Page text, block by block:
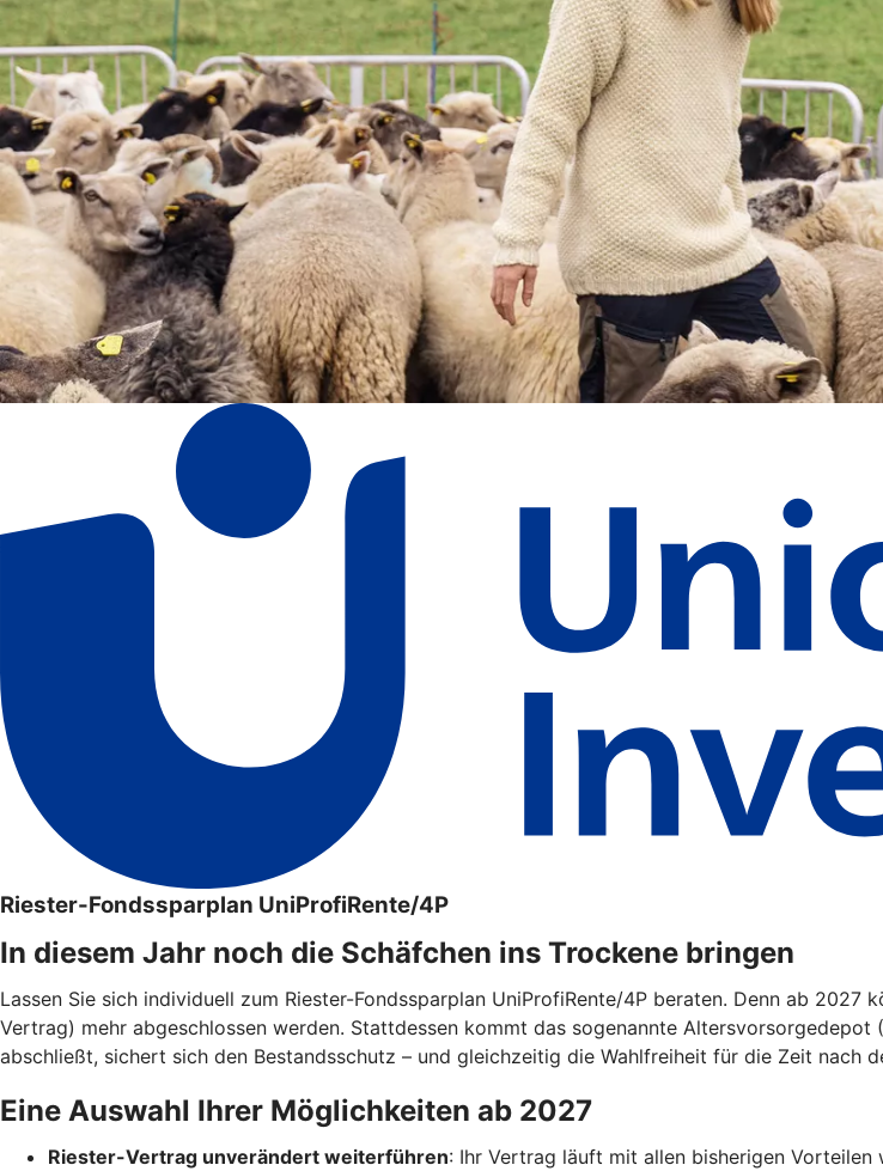
Riester-Fondssparplan UniProfiRente/4P
In diesem Jahr noch die Schäfchen ins Trockene bringen
Lassen Sie sich individuell zum Riester-Fondssparplan UniProfiRente/4P beraten. Denn ab
Vertrag) mehr abgeschlossen werden. Stattdessen kommt das sogenannte
abschließt, sichert sich den Bestandsschutz – und gleichzeitig die Wahlfreiheit für die Zeit nach
Eine Auswahl Ihrer Möglichkeiten ab 2027
Riester-Vertrag unverändert weiterführen: Ihr Vertrag läuft mit allen bisherigen